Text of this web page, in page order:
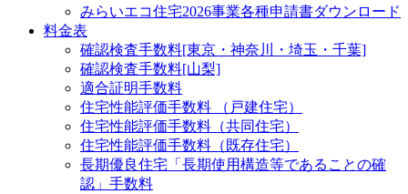
みらいエコ住宅2026事業各種申請書ダウンロード
料金表
確認検査手数料[東京・神奈川・埼玉・千葉]
確認検査手数料[山梨]
適合証明手数料
住宅性能評価手数料 （戸建住宅）
住宅性能評価手数料（共同住宅）
住宅性能評価手数料（既存住宅）
長期優良住宅「長期使用構造等であることの確
認」手数料